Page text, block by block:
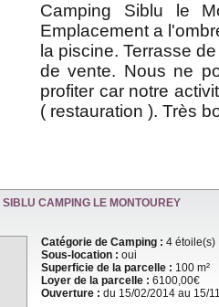
Camping Siblu le
Emplacement a
la piscine. Terrasse
de vente. Nous ne
profiter car notre
( restauration ). Très
SIBLU CAMPING LE MONTOUREY
Catégorie de Camping : 4 étoile(s)
Sous-location : oui
Superficie de la parcelle : 100 m²
Loyer de la parcelle : 6100,00€
Ouverture : du 15/02/2014 au 15/